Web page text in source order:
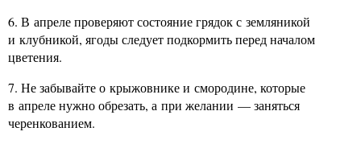
6. В апреле проверяют состояние грядок с земляникой
и клубникой, ягоды следует подкормить перед началом
цветения.
7. Не забывайте о крыжовнике и смородине, которые
в апреле нужно обрезать, а при желании — заняться
черенкованием.